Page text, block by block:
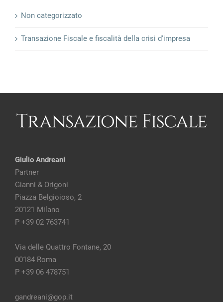
Non categorizzato
Transazione Fiscale e fiscalità della crisi d'impresa
Giulio Andreani
Partner
Gianni & Origoni
Piazza Belgioioso, 2
20121 Milano
P +39 02 763741
Via delle Quattro Fontane, 20
00184 Roma
P +39 06 478751
gandreani@gop.it